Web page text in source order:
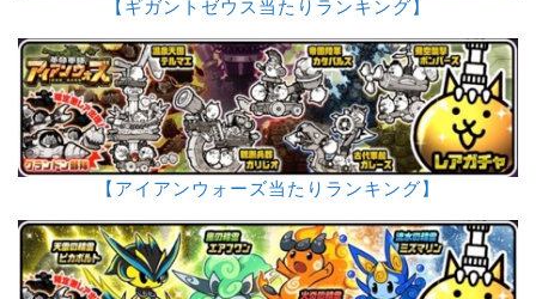
【ギガントゼウス当たりランキング】
【アイアンウォーズ当たりランキング】